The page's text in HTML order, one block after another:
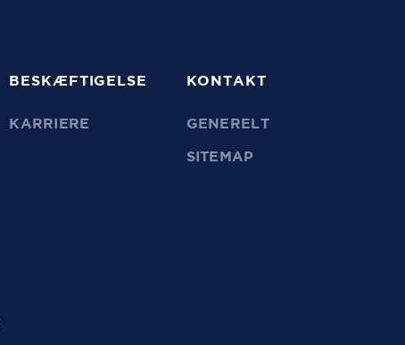
BESKÆFTIGELSE
KARRIERE
KONTAKT
GENERELT
SITEMAP